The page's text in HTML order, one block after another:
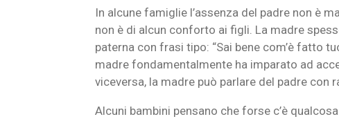
In alcune famiglie l’assenza del padre non è
non è di alcun conforto ai figli. La madre
paterna con frasi tipo: “Sai bene com’è fatto
madre fondamentalmente ha imparato ad
viceversa, la madre può parlare del padre
Alcuni bambini pensano che forse c’è